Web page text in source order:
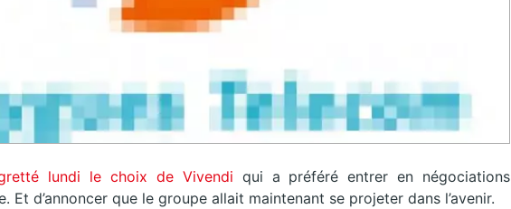
lundi le choix de Vivendi qui a préféré entrer en négociations
Et d’annoncer que le groupe allait maintenant se projeter dans l’avenir.